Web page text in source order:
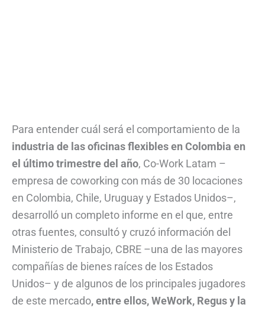
Para entender cuál será el comportamiento de la
industria de las oficinas flexibles en Colombia en
el último trimestre del año, Co-Work Latam –
empresa de coworking con más de 30 locaciones
en Colombia, Chile, Uruguay y Estados Unidos–,
desarrolló un completo informe en el que, entre
otras fuentes, consultó y cruzó información del
Ministerio de Trabajo, CBRE –una de las mayores
compañías de bienes raíces de los Estados
Unidos– y de algunos de los principales jugadores
de este mercado, entre ellos, WeWork, Regus y la